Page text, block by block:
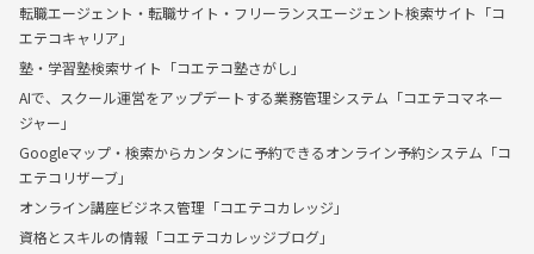
転職エージェント・転職サイト・フリーランスエージェント検索サイト「コ
エテコキャリア」
塾・学習塾検索サイト「コエテコ塾さがし」
AIで、スクール運営をアップデートする業務管理システム「コエテコマネー
ジャー」
Googleマップ・検索からカンタンに予約できるオンライン予約システム「コ
エテコリザーブ」
オンライン講座ビジネス管理「コエテコカレッジ」
資格とスキルの情報「コエテコカレッジブログ」